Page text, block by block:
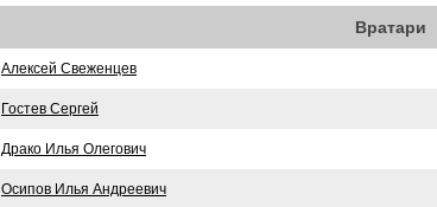
Вратари
Алексей Свеженцев
Гостев Сергей
Драко Илья Олегович
Осипов Илья Андреевич